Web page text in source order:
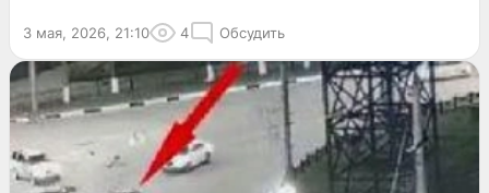
3 мая, 2026, 21:10 4 Обсудить